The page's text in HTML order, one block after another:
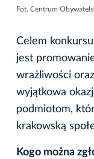
Fot. Centrum
Celem
jest
wrażliwości
wyjątkowa
podmiotom,
krakowską
Kogo można